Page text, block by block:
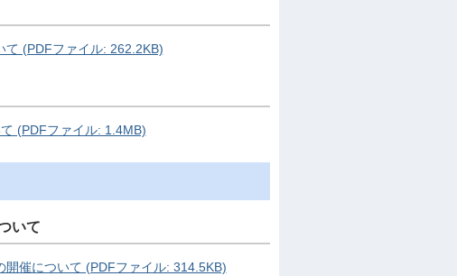
て (PDFファイル: 262.2KB)
(PDFファイル: 1.4MB)
いて
開催について (PDFファイル: 314.5KB)